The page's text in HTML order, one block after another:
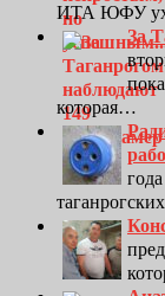
ИТА ЮФУ
За
которая…